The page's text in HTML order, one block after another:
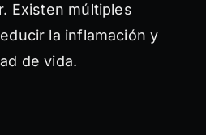
Existen múltiples
la inflamación y
de vida.